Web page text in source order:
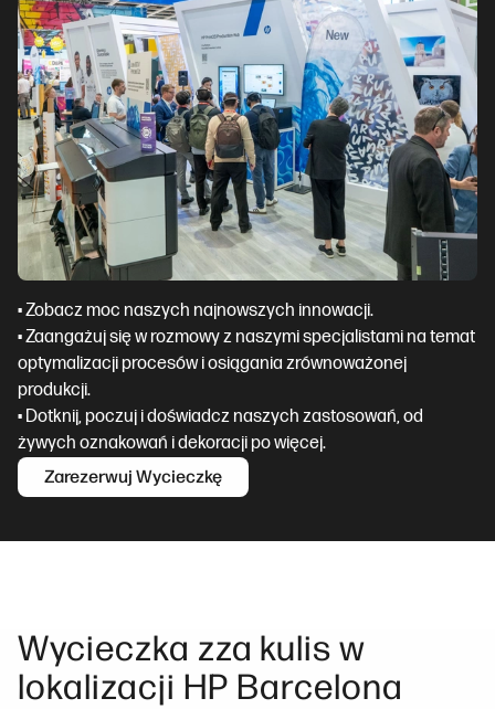
• Zobacz moc naszych najnowszych innowacji.
• Zaangażuj się w rozmowy z naszymi specjalistami na temat
optymalizacji procesów i osiągania zrównoważonej
produkcji.
• Dotknij, poczuj i doświadcz naszych zastosowań, od
żywych oznakowań i dekoracji po więcej.
Zarezerwuj Wycieczkę
Wycieczka zza kulis w
lokalizacji HP Barcelona